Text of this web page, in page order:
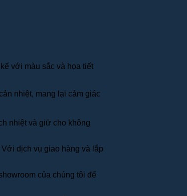
với màu sắc và họa tiết
nhiệt, mang lại cảm giác
nhiệt và giữ cho không
dịch vụ giao hàng và lắp
của chúng tôi để